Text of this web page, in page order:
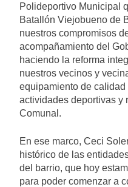
Polideportivo Municipal
Batallón Viejobueno de
nuestros compromisos
acompañamiento del
haciendo la reforma
nuestros vecinos y
equipamiento de
actividades deportivas y
Comunal.
En ese marco, Ceci
histórico de las
del barrio, que hoy
para poder comenzar a